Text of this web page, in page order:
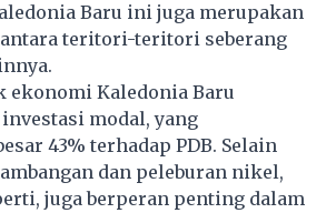
Baru ini juga merupakan
teritori-teritori seberang
ekonomi Kaledonia Baru
modal, yang
43% terhadap PDB. Selain
dan peleburan nikel,
juga berperan penting dalam